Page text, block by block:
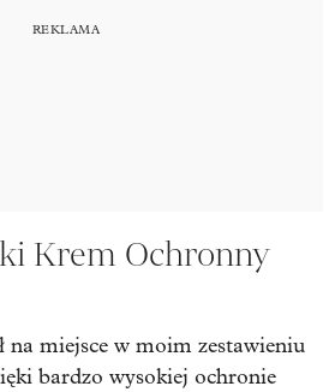
Krem Ochronny
na miejsce w moim zestawieniu
bardzo wysokiej ochronie